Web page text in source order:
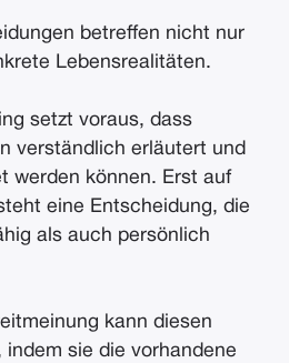
betreffen nicht nur
Lebensrealitäten.
setzt voraus, dass
verständlich erläutert und
werden können. Erst auf
eine Entscheidung, die
als auch persönlich
kann diesen
indem sie die vorhandene